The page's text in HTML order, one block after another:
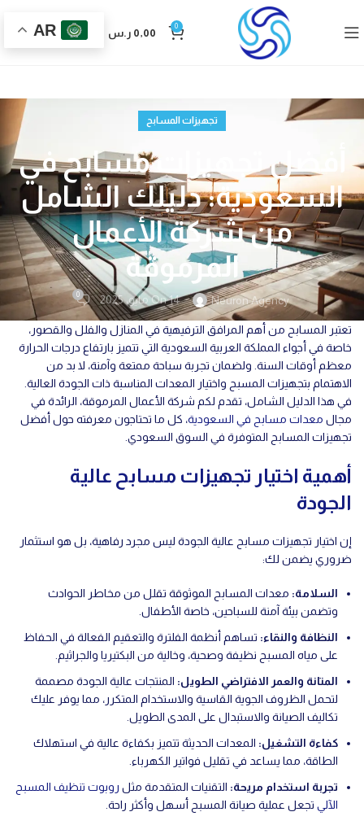
0
0,00 ر.س AR
تجهيزات المسابح
أفضل تجهيزات مسابح في
السعودية: دليلك الشامل
من شركة الأعمال
المرموقة
Neuron Agency On 14 مايو، 2025 0
تعتبر المسابح من أهم المرافق الترفيهية في المنازل والفلل والقصور،
خاصة في أجواء المملكة العربية السعودية التي تتميز بارتفاع درجات الحرارة
معظم أوقات السنة. ولضمان تجربة سباحة ممتعة وآمنة، لا بد من
الاهتمام بتجهيزات المسبح واختيار المعدات المناسبة ذات الجودة العالية.
في هذا الدليل الشامل، تقدم لكم شركة الأعمال المرموقة، الرائدة في
مجال معدات مسابح في السعودية، كل ما تحتاجون معرفته حول أفضل
تجهيزات المسابح المتوفرة في السوق السعودي.
أهمية اختيار تجهيزات مسابح عالية
الجودة
إن اختيار تجهيزات مسابح عالية الجودة ليس مجرد رفاهية، بل هو استثمار
ضروري يضمن لك:
السلامة: معدات المسابح الموثوقة تقلل من مخاطر الحوادث
وتضمن بيئة آمنة للسباحين، خاصة الأطفال.
النظافة والنقاء: تساهم أنظمة الفلترة والتعقيم الفعالة في الحفاظ
على مياه المسبح نظيفة وصحية، وخالية من البكتيريا والجراثيم.
المتانة والعمر الافتراضي الطويل: المنتجات عالية الجودة مصممة
لتحمل الظروف الجوية القاسية والاستخدام المتكرر، مما يوفر عليك
تكاليف الصيانة والاستبدال على المدى الطويل.
كفاءة التشغيل: المعدات الحديثة تتميز بكفاءة عالية في استهلاك
الطاقة، مما يساعد في تقليل فواتير الكهرباء.
تجربة استخدام مريحة: التقنيات المتقدمة مثل روبوت تنظيف المسبح
الآلي تجعل عملية صيانة المسبح أسهل وأكثر راحة.